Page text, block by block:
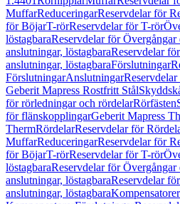
MuffarReduceringarReservdelar för
för BöjarT-rörReservdelar för T-rör
löstagbaraReservdelar för Övergångar
anslutningar, löstagbaraReservdelar
anslutningar, löstagbaraFörslutningar
FörslutningarAnslutningar
Geberit Mapress Rostfritt Stål
för rörledningar och rördelarRörfästen
för flänskopplingarGeberit Mapress
ThermRördelarReservdelar för
MuffarReduceringarReservdelar för
för BöjarT-rörReservdelar för T-rör
löstagbaraReservdelar för Övergångar
anslutningar, löstagbaraReservdelar
anslutningar, löstagbaraKompensatorer